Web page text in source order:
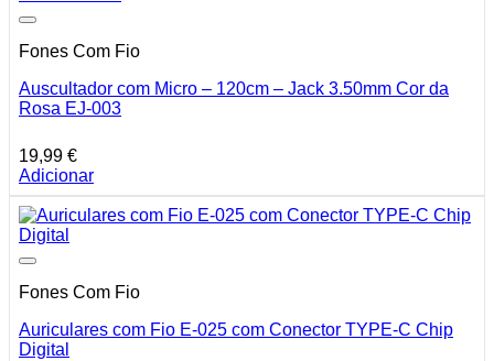
Fones Com Fio
Auscultador com Micro – 120cm – Jack 3.50mm Cor da
Rosa EJ-003
19,99 €
Adicionar
Fones Com Fio
Auriculares com Fio E-025 com Conector TYPE-C Chip
Digital